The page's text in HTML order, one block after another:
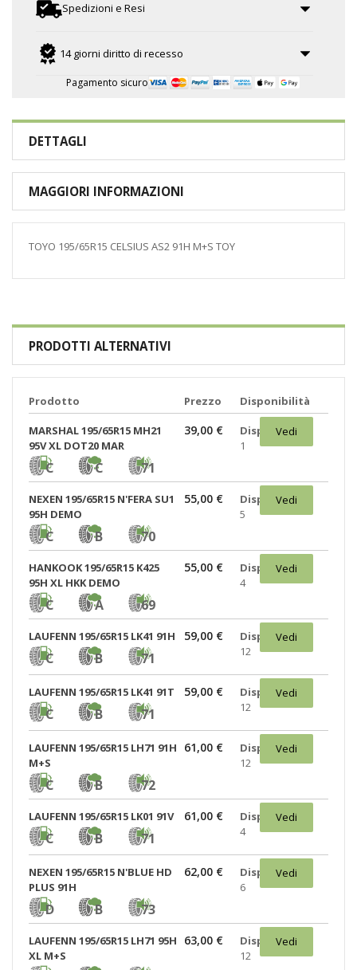
Spedizioni e Resi
14 giorni diritto di recesso
Pagamento sicuro
DETTAGLI
MAGGIORI INFORMAZIONI
TOYO 195/65R15 CELSIUS AS2 91H M+S TOY
PRODOTTI ALTERNATIVI
Prodotto Prezzo Disponibilità
MARSHAL 195/65R15 MH21
95V XL DOT20 MAR
C C 71
39,00 €
Disponibili:
1
Vedi
NEXEN 195/65R15 N'FERA SU1
95H DEMO
C B 70
55,00 €
Disponibili:
5
Vedi
HANKOOK 195/65R15 K425
95H XL HKK DEMO
C A 69
55,00 €
Disponibili:
4
Vedi
LAUFENN 195/65R15 LK41 91H
C B 71
59,00 €
Disponibili:
12
Vedi
LAUFENN 195/65R15 LK41 91T
C B 71
59,00 €
Disponibili:
12
Vedi
LAUFENN 195/65R15 LH71 91H
M+S
C B 72
61,00 €
Disponibili:
12
Vedi
LAUFENN 195/65R15 LK01 91V
C B 71
61,00 €
Disponibili:
4
Vedi
NEXEN 195/65R15 N'BLUE HD
PLUS 91H
D B 73
62,00 €
Disponibili:
6
Vedi
LAUFENN 195/65R15 LH71 95H
XL M+S
63,00 €
Disponibili:
12
Vedi